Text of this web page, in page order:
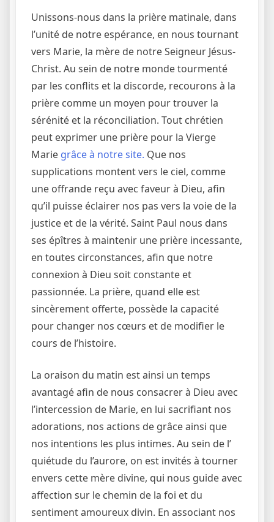
Unissons-nous dans la prière matinale, dans
l’unité de notre espérance, en nous tournant
vers Marie, la mère de notre Seigneur Jésus-
Christ. Au sein de notre monde tourmenté
par les conflits et la discorde, recourons à la
prière comme un moyen pour trouver la
sérénité et la réconciliation. Tout chrétien
peut exprimer une prière pour la Vierge
Marie grâce à notre site. Que nos
supplications montent vers le ciel, comme
une offrande reçu avec faveur à Dieu, afin
qu’il puisse éclairer nos pas vers la voie de la
justice et de la vérité. Saint Paul nous dans
ses épîtres à maintenir une prière incessante,
en toutes circonstances, afin que notre
connexion à Dieu soit constante et
passionnée. La prière, quand elle est
sincèrement offerte, possède la capacité
pour changer nos cœurs et de modifier le
cours de l’histoire.
La oraison du matin est ainsi un temps
avantagé afin de nous consacrer à Dieu avec
l’intercession de Marie, en lui sacrifiant nos
adorations, nos actions de grâce ainsi que
nos intentions les plus intimes. Au sein de l’
quiétude du l’aurore, on est invités à tourner
envers cette mère divine, qui nous guide avec
affection sur le chemin de la foi et du
sentiment amoureux divin. En associant nos